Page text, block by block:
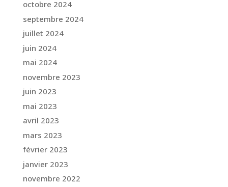
octobre 2024
septembre 2024
juillet 2024
juin 2024
mai 2024
novembre 2023
juin 2023
mai 2023
avril 2023
mars 2023
février 2023
janvier 2023
novembre 2022